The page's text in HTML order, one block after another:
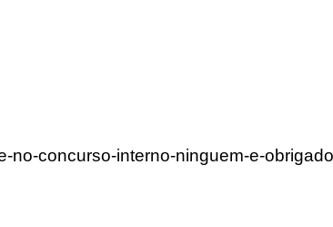
no-concurso-interno-ninguem-e-